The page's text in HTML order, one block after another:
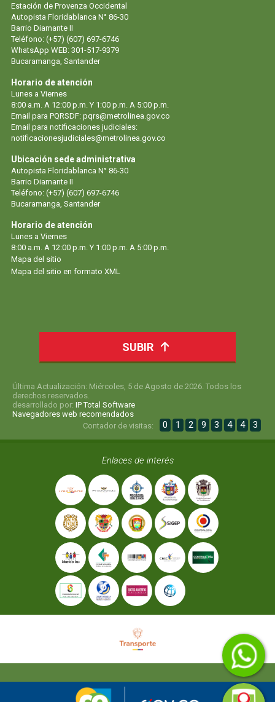
Estación de Provenza Occidental
Autopista Floridablanca N° 86-30
Barrio Diamante II
Teléfono: (+57) (607) 697-6746
WhatsApp WEB: 301-517-9379
Bucaramanga, Santander
Horario de atención
Lunes a Viernes
8:00 a.m. A 12:00 p.m. Y 1:00 p.m. A 5:00 p.m.
Email para PQRSDF: pqrs@metrolinea.gov.co
Email para notificaciones judiciales:
notificacionesjudiciales@metrolinea.gov.co
Ubicación sede administrativa
Autopista Floridablanca N° 86-30
Barrio Diamante II
Teléfono: (+57) (607) 697-6746
Bucaramanga, Santander
Horario de atención
Lunes a Viernes
8:00 a.m. A 12:00 p.m. Y 1:00 p.m. A 5:00 p.m.
Mapa del sitio
Mapa del sitio en formato XML
SUBIR
Última Actualización: Miércoles, 5 de Agosto de 2026. Todos los
derechos reservados.
desarrollado por: IP Total Software
Navegadores web recomendados
Contador de visitas:
0 1 2 9 3 4 4 3
Enlaces de interés